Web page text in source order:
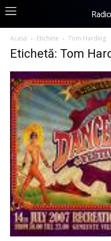
Acasă Etichete Tom Harding
Etichetă: Tom